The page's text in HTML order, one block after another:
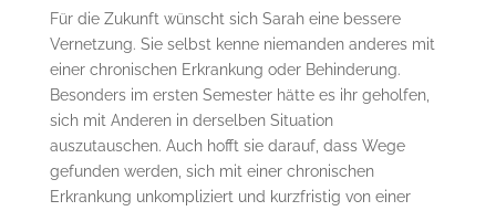
Für die Zukunft wünscht sich Sarah eine bessere
Vernetzung. Sie selbst kenne niemanden anderes mit
einer chronischen Erkrankung oder Behinderung.
Besonders im ersten Semester hätte es ihr geholfen,
sich mit Anderen in derselben Situation
auszutauschen. Auch hofft sie darauf, dass Wege
gefunden werden, sich mit einer chronischen
Erkrankung unkompliziert und kurzfristig von einer